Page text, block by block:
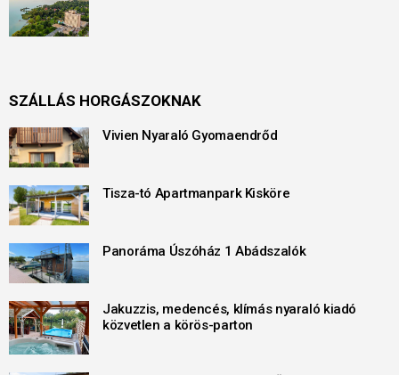
SZÁLLÁS HORGÁSZOKNAK
Vivien Nyaraló Gyomaendrőd
Tisza-tó Apartmanpark Kisköre
Panoráma Úszóház 1 Abádszalók
Jakuzzis, medencés, klímás nyaraló kiadó
közvetlen a körös-parton